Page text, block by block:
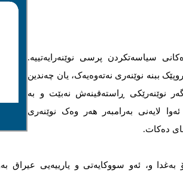
سياسەتکردن پرسی نوێنەرایەتييە.
ببنە نوێنەری نەتەوەیەک، یان چەندين
نوێنەرێکی ڕاستەقينەش نەبێت و بە
ئەوا لایەنی بەرامبەر هەر وەک نوێنەری
دەکات.
و، ئەو سووکایەتی و یارييەیی عيراق